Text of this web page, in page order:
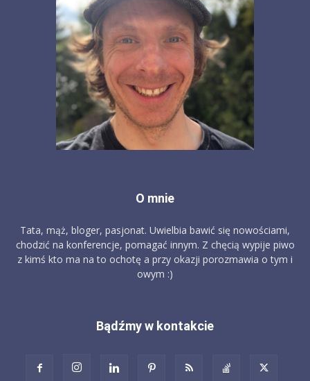
O mnie
Tata, mąż, bloger, pasjonat. Uwielbia bawić się nowościami,
chodzić na konferencje, pomagać innym. Z chęcią wypije piwo
z kimś kto ma na to ochotę a przy okazji porozmawia o tym i
owym :)
Bądźmy w kontakcie